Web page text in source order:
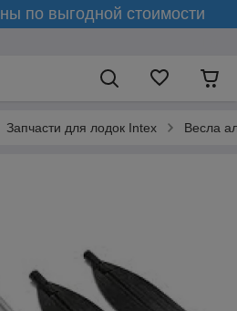
по выгодной стоимости
Запчасти для лодок Intex Весла